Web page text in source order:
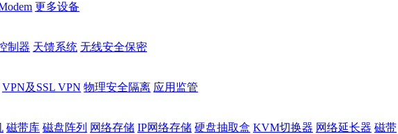
更多设备
制器 天馈系统 无线安全保密
VPN及SSL VPN 物理安全隔离 应用监管
磁带库 磁盘阵列 网络存储 IP网络存储 硬盘抽取盒 KVM切换器 网络延长器 磁带